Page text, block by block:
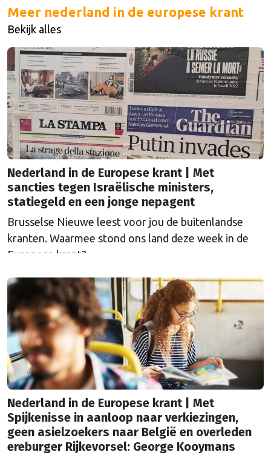
Meer nederland in de europese krant
Bekijk alles
Nederland in de Europese krant | Met
sancties tegen Israëlische ministers,
statiegeld en een jonge nepagent
Brusselse Nieuwe leest voor jou de buitenlandse
kranten. Waarmee stond ons land deze week in de
Europese krant?
Nederland in de Europese krant | Met
Spijkenisse in aanloop naar verkiezingen,
geen asielzoekers naar België en overleden
ereburger Rijkevorsel: George Kooymans